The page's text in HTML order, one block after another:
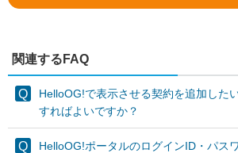
関連するFAQ
HelloOG!で表示させる契約を追加した
すればよいですか？
HelloOG!ポータルのログインID・パス